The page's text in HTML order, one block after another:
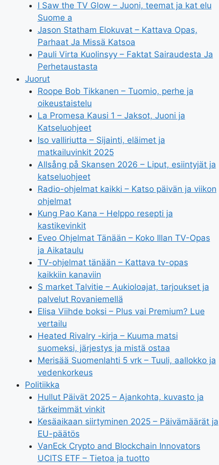
I Saw the TV Glow – Juoni, teemat ja kat elu
Suome a
Jason Statham Elokuvat – Kattava Opas,
Parhaat Ja Missä Katsoa
Pauli Virta Kuolinsyy – Faktat Sairaudesta Ja
Perhetaustasta
Juorut
Roope Bob Tikkanen – Tuomio, perhe ja
oikeustaistelu
La Promesa Kausi 1 – Jaksot, Juoni ja
Katseluohjeet
Iso valliriutta – Sijainti, eläimet ja
matkailuvinkit 2025
Allsång på Skansen 2026 – Liput, esiintyjät ja
katseluohjeet
Radio-ohjelmat kaikki – Katso päivän ja viikon
ohjelmat
Kung Pao Kana – Helppo resepti ja
kastikevinkit
Eveo Ohjelmat Tänään – Koko Illan TV-Opas
ja Aikataulu
TV-ohjelmat tänään – Kattava tv-opas
kaikkiin kanaviin
S market Talvitie – Aukioloajat, tarjoukset ja
palvelut Rovaniemellä
Elisa Viihde boksi – Plus vai Premium? Lue
vertailu
Heated Rivalry -kirja – Kuuma matsi
suomeksi, järjestys ja mistä ostaa
Merisää Suomenlahti 5 vrk – Tuuli, aallokko ja
vedenkorkeus
Politiikka
Hullut Päivät 2025 – Ajankohta, kuvasto ja
tärkeimmät vinkit
Kesäaikaan siirtyminen 2025 – Päivämäärät ja
EU-päätös
VanEck Crypto and Blockchain Innovators
UCITS ETF – Tietoa ja tuotto